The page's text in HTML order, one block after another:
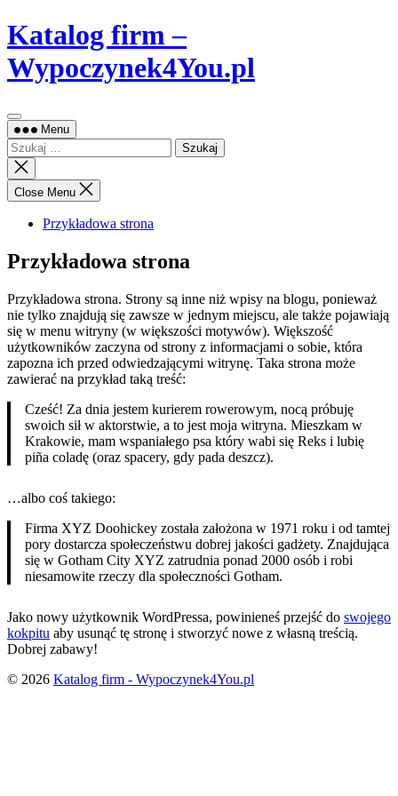
Skip
to
content
Katalog firm –
Wypoczynek4You.pl
Menu
Szukaj:
Close
search
Close Menu
Przykładowa strona
Przykładowa strona
Przykładowa strona. Strony są inne niż wpisy na blogu, ponieważ
nie tylko znajdują się zawsze w jednym miejscu, ale także pojawiają
się w menu witryny (w większości motywów). Większość
użytkowników zaczyna od strony z informacjami o sobie, która
zapozna ich przed odwiedzającymi witrynę. Taka strona może
zawierać na przykład taką treść:
Cześć! Za dnia jestem kurierem rowerowym, nocą próbuję
swoich sił w aktorstwie, a to jest moja witryna. Mieszkam w
Krakowie, mam wspaniałego psa który wabi się Reks i lubię
piña coladę (oraz spacery, gdy pada deszcz).
…albo coś takiego:
Firma XYZ Doohickey została założona w 1971 roku i od tamtej
pory dostarcza społeczeństwu dobrej jakości gadżety. Znajdująca
się w Gotham City XYZ zatrudnia ponad 2000 osób i robi
niesamowite rzeczy dla społeczności Gotham.
Jako nowy użytkownik WordPressa, powinieneś przejść do swojego
kokpitu aby usunąć tę stronę i stworzyć nowe z własną treścią.
Dobrej zabawy!
© 2026 Katalog firm - Wypoczynek4You.pl